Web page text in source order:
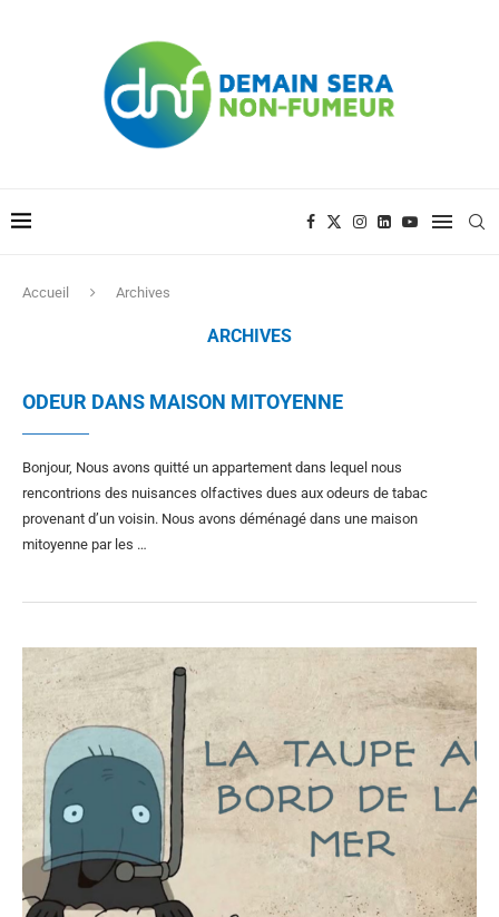
Accueil Archives
ARCHIVES
ODEUR DANS MAISON MITOYENNE
Bonjour, Nous avons quitté un appartement dans lequel nous
rencontrions des nuisances olfactives dues aux odeurs de tabac
provenant d’un voisin. Nous avons déménagé dans une maison
mitoyenne par les …